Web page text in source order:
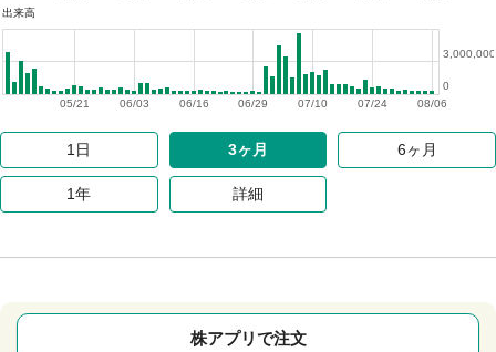
出来高
08/06
07/24
07/10
06/29
06/16
06/03
05/21
0
3,000,000
1日 3ヶ月 6ヶ月
1年 詳細
株アプリで注文